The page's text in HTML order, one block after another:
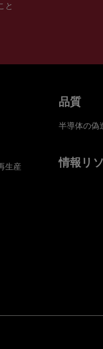
と
生産
品質
半導体の偽
情報リ